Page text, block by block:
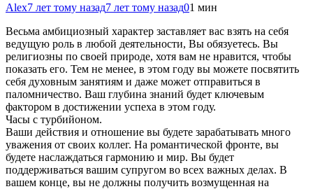
Alex7 лет тому назад7 лет тому назад01 мин
Весьма амбициозный характер заставляет вас взять на себя
ведущую роль в любой деятельности, Вы обязуетесь. Вы
религиозны по своей природе, хотя вам не нравится, чтобы
показать его. Тем не менее, в этом году вы можете посвятить
себя духовным занятиям и даже может отправиться в
паломничество. Ваш глубина знаний будет ключевым
фактором в достижении успеха в этом году.
Часы с турбийоном.
Ваши действия и отношение вы будете зарабатывать много
уважения от своих коллег. На романтической фронте, вы
будете наслаждаться гармонию и мир. Вы будет
поддерживаться вашим супругом во всех важных делах. В
вашем конце, вы не должны получить возмущенная на